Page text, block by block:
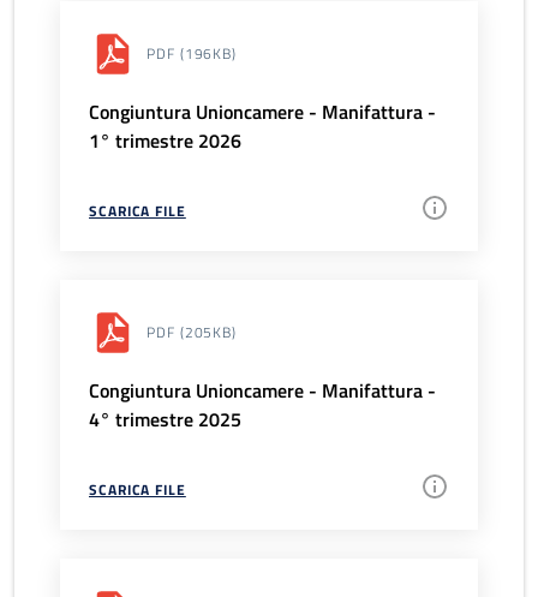
PDF (196KB)
Congiuntura Unioncamere - Manifattura -
1° trimestre 2026
SCARICA FILE
PDF (205KB)
Congiuntura Unioncamere - Manifattura -
4° trimestre 2025
SCARICA FILE